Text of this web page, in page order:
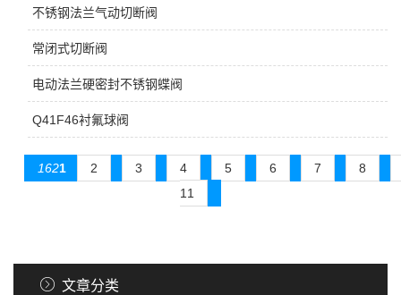
不锈钢法兰气动切断阀
常闭式切断阀
电动法兰硬密封不锈钢蝶阀
Q41F46衬氟球阀
1621 2 3 4 5 6 7
8
11
文章分类